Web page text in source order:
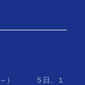
～） ５日、１